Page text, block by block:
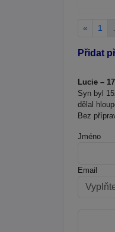
« 1
Přidat
Lucie –
Syn byl
dělal
Bez
Jméno
Email